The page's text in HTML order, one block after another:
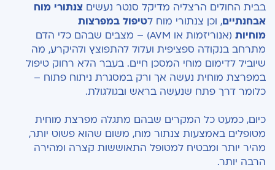
בבית החולים הרצליה מדיקל סנטר נעשים צנתורי מוח
אבחנתיים, וכן צנתורי מוח לטיפול במפרצות
מוחיות
(אנוריזמות או AVM) – מצבים שבהם כלי הדם
מתרחב בנקודה ספציפית ועלול להתפוצץ ולהיקרע, מה
שיוביל לדימום מוחי המסכן חיים. בעבר הלא רחוק טיפול
במפרצת מוחית נעשה אך ורק במסגרת ניתוח פתוח –
כלומר דרך פתח שנעשה בראש ובגולגולת.
כיום, כמעט כל המקרים שבהם מתגלה מפרצת מוחית
מטופלים באמצעות צנתור מוח, משום שהוא פשוט יותר,
מהיר יותר ומבטיח למטופל התאוששות קצרה ומהירה
הרבה יותר.